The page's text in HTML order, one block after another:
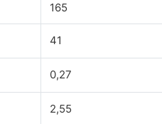
165
41
0,27
2,55